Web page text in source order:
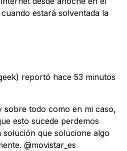
estará solventada la
reportó hace 53 minutos
sobre todo como en mi caso,
esto sucede perdemos
solución que solucione algo
@movistar_es